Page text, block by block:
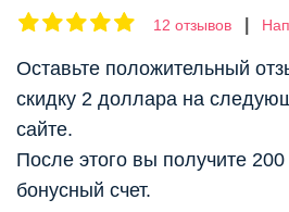
12 отзывов
Оставьте положительный
скидку 2 доллара на
сайте.
После этого вы получите
бонусный счет.